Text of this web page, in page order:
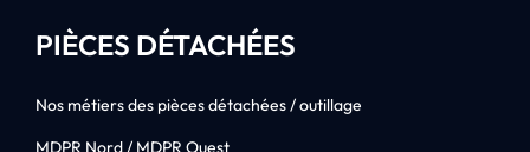
PIÈCES DÉTACHÉES
Nos métiers des pièces détachées / outillage
MDPR Nord / MDPR Ouest